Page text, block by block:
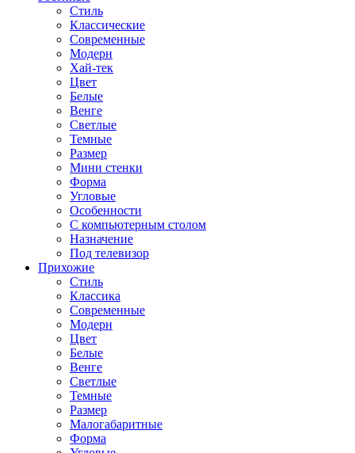
Стиль
Классические
Современные
Модерн
Хай-тек
Цвет
Белые
Венге
Светлые
Темные
Размер
Мини стенки
Форма
Угловые
Особенности
С компьютерным столом
Назначение
Под телевизор
Прихожие
Стиль
Классика
Современные
Модерн
Цвет
Белые
Венге
Светлые
Темные
Размер
Малогабаритные
Форма